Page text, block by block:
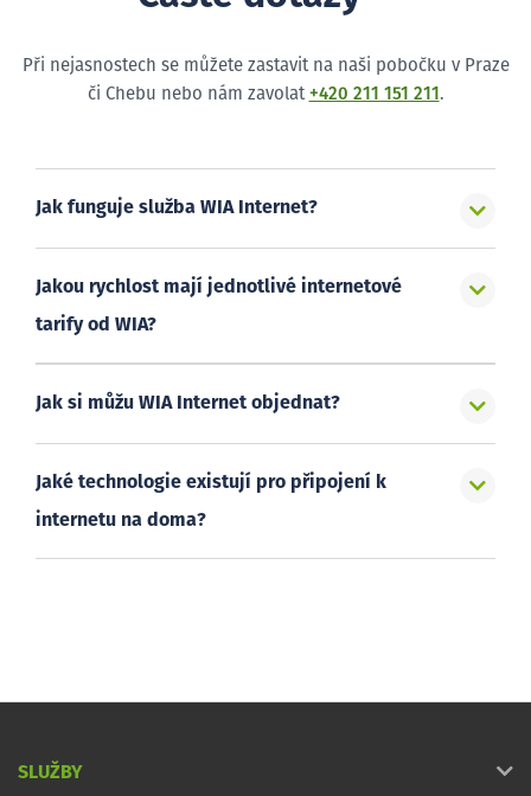
Při nejasnostech se můžete zastavit na naši pobočku v Praze
či Chebu nebo nám zavolat +420 211 151 211 .
Jak funguje služba WIA Internet?
Jakou rychlost mají jednotlivé internetové
tarify od WIA?
Jak si můžu WIA Internet objednat?
Jaké technologie existují pro připojení k
internetu na doma?
SLUŽBY